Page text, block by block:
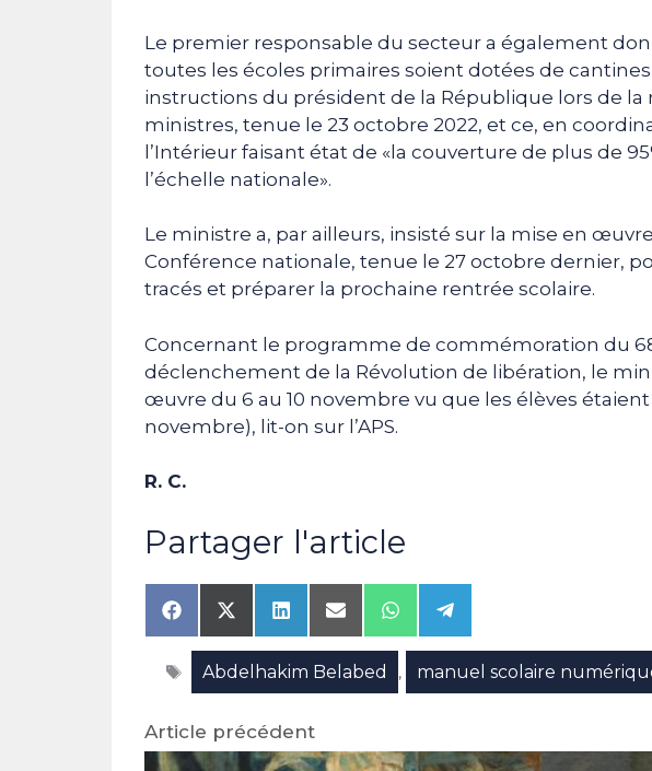
Le premier responsable du secteur a également
toutes les écoles primaires soient dotées de
instructions du président de la République lors de la
ministres, tenue le 23 octobre 2022, et ce, en
l’Intérieur faisant état de «la couverture de plus de
l’échelle nationale».
Le ministre a, par ailleurs, insisté sur la mise en
Conférence nationale, tenue le 27 octobre dernier,
tracés et préparer la prochaine rentrée scolaire.
Concernant le programme de commémoration du
déclenchement de la Révolution de libération, le
œuvre du 6 au 10 novembre vu que les élèves
novembre), lit-on sur l’APS.
R. C.
Partager l'article
Share
on
Facebook
Share
on
X
(Twitter)
Share
on
LinkedIn
Share
on
Email
Share
on
WhatsApp
Share
on
Telegram
Étiquettes
Abdelhakim Belabed , manuel scolaire
Article précédent